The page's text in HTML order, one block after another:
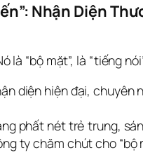
Nhận Diện
“bộ mặt”, là “tiếng
diện hiện đại, chuyên
phất nét trẻ trung,
ty chăm chút cho “bộ